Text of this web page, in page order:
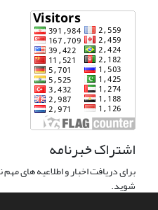
اشتراک خبرنامه
برای دریافت اخبار و اطلاعیه های
شوید.